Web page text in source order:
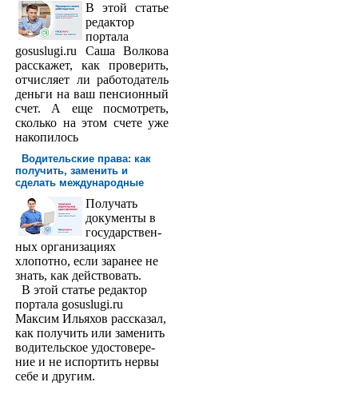
В этой статье
редактор
порта­ла
gosuslugi.ru Саша Волкова
расскажет, как проверить,
отчисляет ли работодатель
деньги на ваш пенсионный
счет. А еще посмотреть,
сколько на этом счете уже
накопилось
Водительские права: как
получить, заменить и
сделать международ­ные
Получать
доку­менты в
государствен­
ных организациях
хлопотно, если заранее не
знать, как действовать.
В этой статье редактор
портала gosuslugi.ru
Максим Ильяхов рассказал,
как получить или заменить
водительское удостовере­
ние и не испортить нервы
себе и другим.